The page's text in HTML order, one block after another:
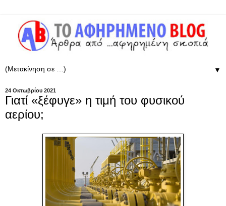
▼
24 Οκτωβρίου 2021
Γιατί «ξέφυγε» η τιμή του φυσικού
αερίου;